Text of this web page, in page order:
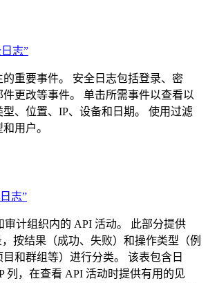
日志”
重要事件。 安全日志包括登录、密
更改等事件。 单击所需事件以查看以
、位置、IP、设备和日期。 使用过滤
用户。
志”
审计组织内的 API 活动。 此部分提供
按结果（成功、失败）和操作类型（例
和群组等）进行分类。 该表包含日
列，在查看 API 活动时提供有用的见